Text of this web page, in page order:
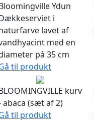
Ydun
i
lavet af
med en
på 35 cm
til produkt
kurv
abaca (sæt af 2)
til produkt